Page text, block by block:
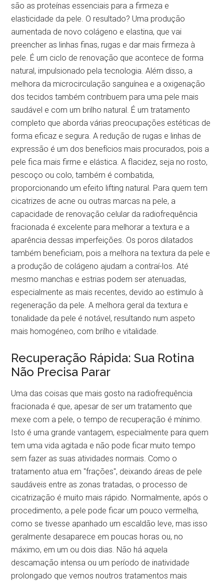
são as proteínas essenciais para a firmeza e
elasticidade da pele. O resultado? Uma produção
aumentada de novo colágeno e elastina, que vai
preencher as linhas finas, rugas e dar mais firmeza à
pele. É um ciclo de renovação que acontece de forma
natural, impulsionado pela tecnologia. Além disso, a
melhora da microcirculação sanguínea e a oxigenação
dos tecidos também contribuem para uma pele mais
saudável e com um brilho natural. É um tratamento
completo que aborda várias preocupações estéticas de
forma eficaz e segura. A redução de rugas e linhas de
expressão é um dos benefícios mais procurados, pois a
pele fica mais firme e elástica. A flacidez, seja no rosto,
pescoço ou colo, também é combatida,
proporcionando um efeito lifting natural. Para quem tem
cicatrizes de acne ou outras marcas na pele, a
capacidade de renovação celular da radiofrequência
fracionada é excelente para melhorar a textura e a
aparência dessas imperfeições. Os poros dilatados
também beneficiam, pois a melhora na textura da pele e
a produção de colágeno ajudam a contraí-los. Até
mesmo manchas e estrias podem ser atenuadas,
especialmente as mais recentes, devido ao estímulo à
regeneração da pele. A melhora geral da textura e
tonalidade da pele é notável, resultando num aspeto
mais homogéneo, com brilho e vitalidade.
Recuperação Rápida: Sua Rotina
Não Precisa Parar
Uma das coisas que mais gosto na radiofrequência
fracionada é que, apesar de ser um tratamento que
mexe com a pele, o tempo de recuperação é mínimo.
Isto é uma grande vantagem, especialmente para quem
tem uma vida agitada e não pode ficar muito tempo
sem fazer as suas atividades normais. Como o
tratamento atua em "frações", deixando áreas de pele
saudáveis entre as zonas tratadas, o processo de
cicatrização é muito mais rápido. Normalmente, após o
procedimento, a pele pode ficar um pouco vermelha,
como se tivesse apanhado um escaldão leve, mas isso
geralmente desaparece em poucas horas ou, no
máximo, em um ou dois dias. Não há aquela
descamação intensa ou um período de inatividade
prolongado que vemos noutros tratamentos mais